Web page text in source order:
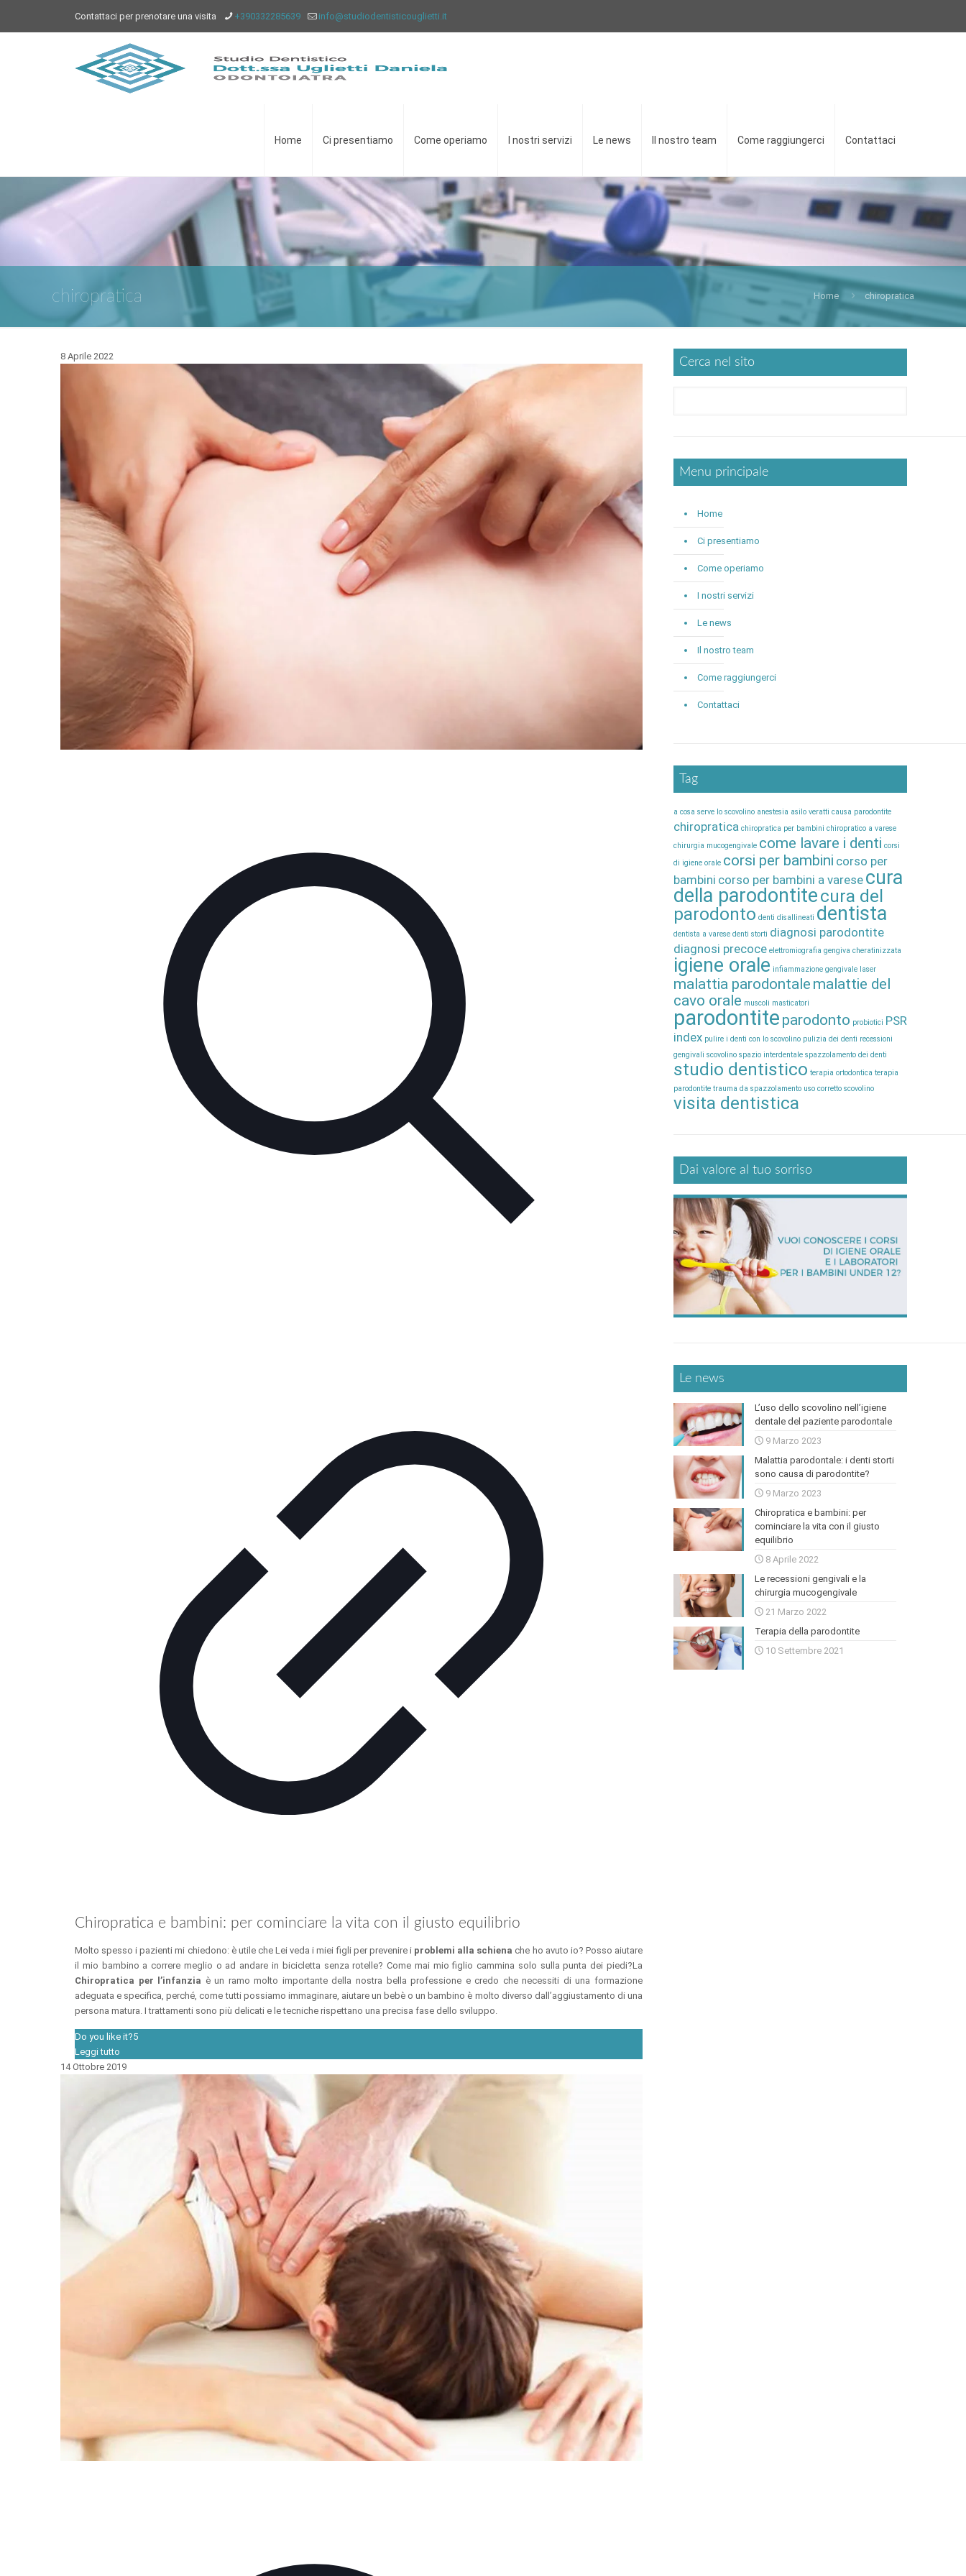
Contattaci per prenotare una visita +390332285639 info@studiodentisticouglietti.it
Home Ci presentiamo Come operiamo I nostri servizi Le news Il nostro team Come raggiungerci Contattaci
chiropratica Home chiropratica
8 Aprile 2022
Chiropratica e bambini: per cominciare la vita con il giusto equilibrio
Molto spesso i pazienti mi chiedono: è utile che Lei veda i miei figli per prevenire i problemi alla schiena che ho avuto io? Posso aiutare
il mio bambino a correre meglio o ad andare in bicicletta senza rotelle? Come mai mio figlio cammina solo sulla punta dei piedi?La
Chiropratica per l’infanzia è un ramo molto importante della nostra bella professione e credo che necessiti di una formazione
adeguata e specifica, perché, come tutti possiamo immaginare, aiutare un bebè o un bambino è molto diverso dall’aggiustamento di una
persona matura. I trattamenti sono più delicati e le tecniche rispettano una precisa fase dello sviluppo.
Do you like it?5
Leggi tutto
14 Ottobre 2019
Cerca nel sito
Menu principale
Home
Ci presentiamo
Come operiamo
I nostri servizi
Le news
Il nostro team
Come raggiungerci
Contattaci
Tag
a cosa serve lo scovolino anestesia asilo veratti causa parodontite
chiropratica chiropratica per bambini chiropratico a varese
chirurgia mucogengivale come lavare i denti corsi
di igiene orale corsi per bambini corso per
bambini corso per bambini a varese cura
della parodontitecura del
parodonto denti disallineati dentista
dentista a varese denti storti diagnosi parodontite
diagnosi precoce elettromiografia gengiva cheratinizzata
igiene orale infiammazione gengivale laser
malattia parodontale malattie del
cavo orale muscoli masticatori
parodontite parodonto probiotici PSR
index pulire i denti con lo scovolino pulizia dei denti recessioni
gengivali scovolino spazio interdentale spazzolamento dei denti
studio dentistico terapia ortodontica terapia
parodontite trauma da spazzolamento uso corretto scovolino
visita dentistica
Dai valore al tuo sorriso
Le news
L’uso dello scovolino nell’igiene
dentale del paziente parodontale
9 Marzo 2023
Malattia parodontale: i denti storti
sono causa di parodontite?
9 Marzo 2023
Chiropratica e bambini: per
cominciare la vita con il giusto
equilibrio
8 Aprile 2022
Le recessioni gengivali e la
chirurgia mucogengivale
21 Marzo 2022
Terapia della parodontite
10 Settembre 2021